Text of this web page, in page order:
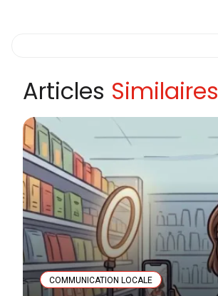
Articles Similaires
COMMUNICATION LOCALE